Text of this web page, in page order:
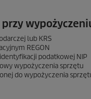
lub KRS
REGON
podatkowej NIP
wypożyczenia sprzętu
do wypożyczenia